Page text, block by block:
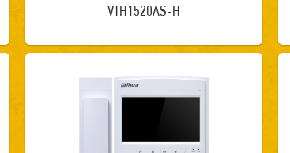
VTH1520AS-H